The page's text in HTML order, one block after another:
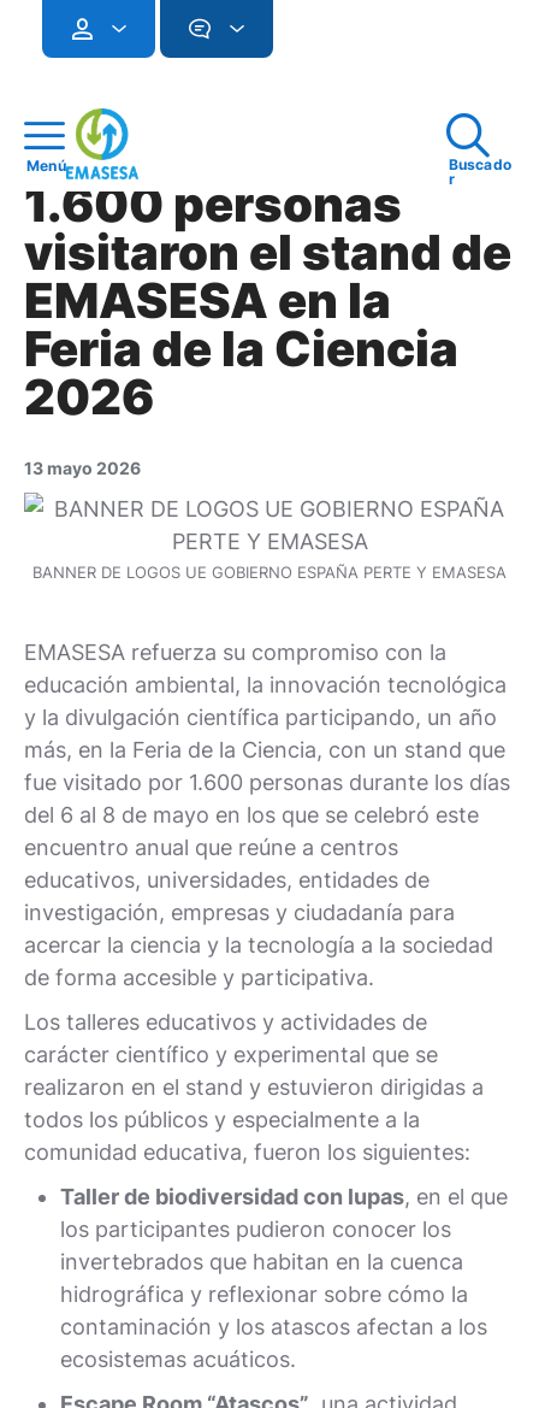
Menú
Buscado
r
1.600 personas
visitaron el stand de
EMASESA en la
Feria de la Ciencia
2026
13 mayo 2026
BANNER DE LOGOS UE GOBIERNO ESPAÑA PERTE Y EMASESA
EMASESA refuerza su compromiso con la
educación ambiental, la innovación tecnológica
y la divulgación científica participando, un año
más, en la Feria de la Ciencia, con un stand que
fue visitado por 1.600 personas durante los días
del 6 al 8 de mayo en los que se celebró este
encuentro anual que reúne a centros
educativos, universidades, entidades de
investigación, empresas y ciudadanía para
acercar la ciencia y la tecnología a la sociedad
de forma accesible y participativa.
Los talleres educativos y actividades de
carácter científico y experimental que se
realizaron en el stand y estuvieron dirigidas a
todos los públicos y especialmente a la
comunidad educativa, fueron los siguientes:
Taller de biodiversidad con lupas, en el que
los participantes pudieron conocer los
invertebrados que habitan en la cuenca
hidrográfica y reflexionar sobre cómo la
contaminación y los atascos afectan a los
ecosistemas acuáticos.